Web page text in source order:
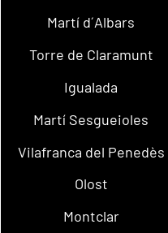
Martí d´Albars
Torre de Claramunt
Igualada
Martí Sesgueioles
Vilafranca del Penedès
Olost
Montclar